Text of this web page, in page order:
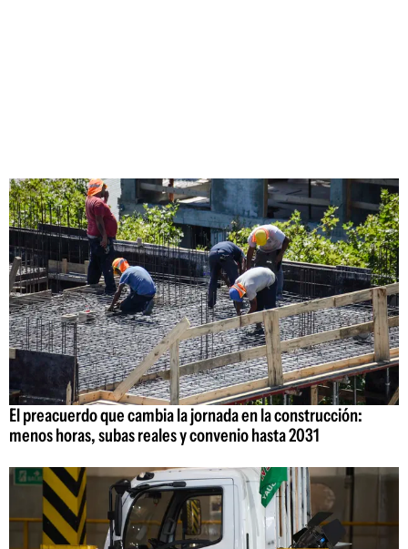
El preacuerdo que cambia la jornada en la construcción:
menos horas, subas reales y convenio hasta 2031